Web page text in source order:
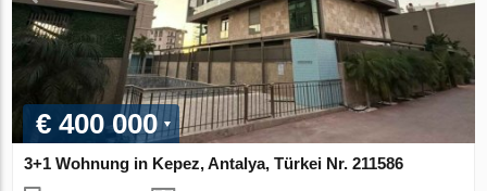
€ 400 000
3+1 Wohnung in Kepez, Antalya, Türkei Nr. 211586